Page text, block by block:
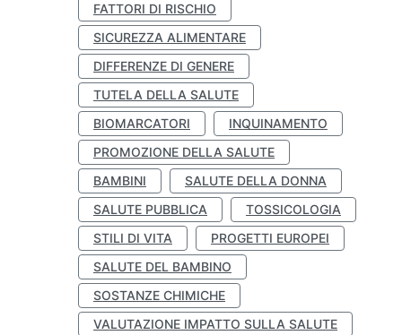
FATTORI DI RISCHIO
SICUREZZA ALIMENTARE
DIFFERENZE DI GENERE
TUTELA DELLA SALUTE
BIOMARCATORI
INQUINAMENTO
PROMOZIONE DELLA SALUTE
BAMBINI
SALUTE DELLA DONNA
SALUTE PUBBLICA
TOSSICOLOGIA
STILI DI VITA
PROGETTI EUROPEI
SALUTE DEL BAMBINO
SOSTANZE CHIMICHE
VALUTAZIONE IMPATTO SULLA SALUTE